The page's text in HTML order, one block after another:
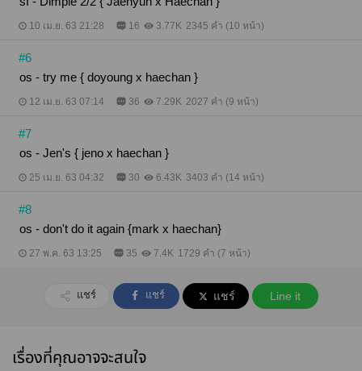
10 เม.ย. 63 21:28 16 3.77K 2345 คำ (10 หน้า)
#6
os - try me { doyoung x haechan }
12 เม.ย. 63 07:14 36 7.29K 2027 คำ (9 หน้า)
#7
os - Jen's { jeno x haechan }
25 เม.ย. 63 04:32 30 6.43K 3403 คำ (14 หน้า)
#8
os - don't do it again {mark x haechan}
27 พ.ค. 63 13:25 35 7.4K 1729 คำ (7 หน้า)
แชร์ แชร์ แชร์ Line it
เรื่องที่คุณอาจจะสนใจ